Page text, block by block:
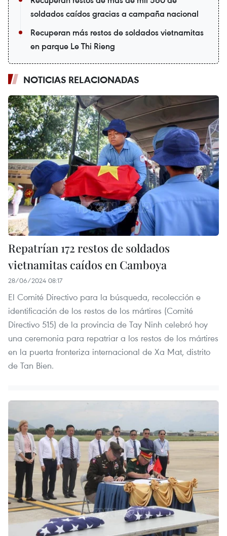
soldados caídos gracias a campaña nacional
Recuperan más restos de soldados vietnamitas
en parque Le Thi Rieng
NOTICIAS RELACIONADAS
Repatrían 172 restos de soldados
vietnamitas caídos en Camboya
28/06/2024 08:17
El Comité Directivo para la búsqueda, recolección e
identificación de los restos de los mártires (Comité
Directivo 515) de la provincia de Tay Ninh celebró hoy
una ceremonia para repatriar a los restos de los mártires
en la puerta fronteriza internacional de Xa Mat, distrito
de Tan Bien.